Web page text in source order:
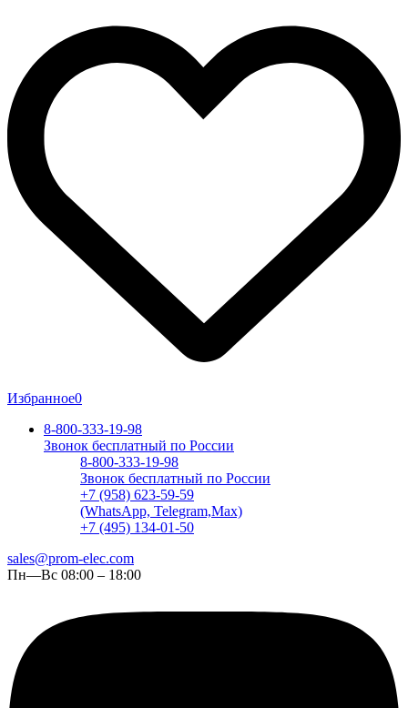
Избранное0
8-800-333-19-98
Звонок бесплатный по России
8-800-333-19-98
Звонок бесплатный по России
+7 (958) 623-59-59
(WhatsApp, Telegram,Max)
+7 (495) 134-01-50
sales@prom-elec.com
Пн—Вс 08:00 – 18:00